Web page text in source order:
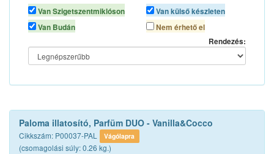
Kosár
Alkatrészek
Van Szigetszentmiklóson
Van Budán
Van külső készleten
Nem érhető el
Rendezés:
Paloma illatosító, Parfüm DUO - Vanilla&Cocco
Cikkszám: P00037-PAL Vágólapra
(csomagolási súly: 0.26 kg.)